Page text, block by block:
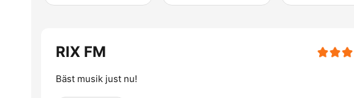
RIX FM
Bäst musik just nu!